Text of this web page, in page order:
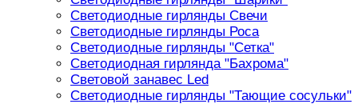
Светодиодные гирлянды Свечи
Светодиодные гирлянды Роса
Светодиодные гирлянды "Сетка"
Светодиодная гирлянда "Бахрома"
Световой занавес Led
Светодиодные гирлянды "Тающие сосульки"